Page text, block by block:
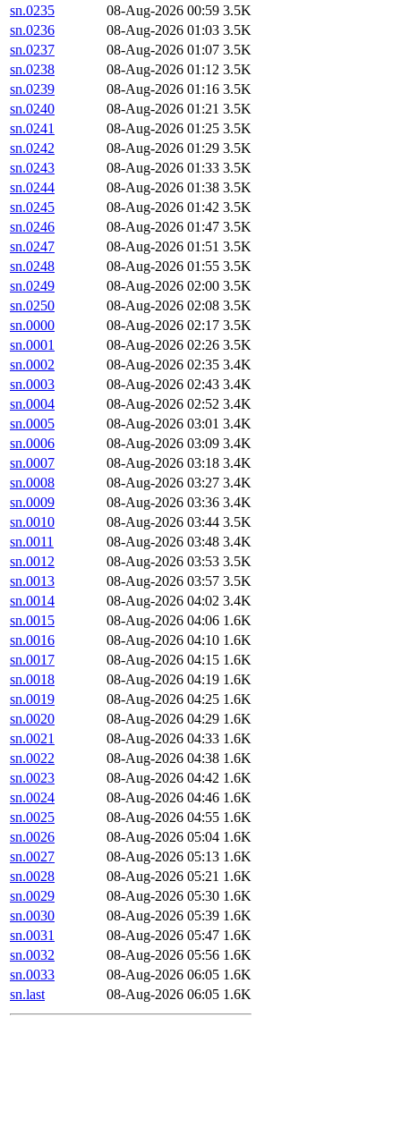
sn.0235
08-Aug-2026 00:59 3.5K
sn.0236
08-Aug-2026 01:03 3.5K
sn.0237
08-Aug-2026 01:07 3.5K
sn.0238
08-Aug-2026 01:12 3.5K
sn.0239
08-Aug-2026 01:16 3.5K
sn.0240
08-Aug-2026 01:21 3.5K
sn.0241
08-Aug-2026 01:25 3.5K
sn.0242
08-Aug-2026 01:29 3.5K
sn.0243
08-Aug-2026 01:33 3.5K
sn.0244
08-Aug-2026 01:38 3.5K
sn.0245
08-Aug-2026 01:42 3.5K
sn.0246
08-Aug-2026 01:47 3.5K
sn.0247
08-Aug-2026 01:51 3.5K
sn.0248
08-Aug-2026 01:55 3.5K
sn.0249
08-Aug-2026 02:00 3.5K
sn.0250
08-Aug-2026 02:08 3.5K
sn.0000
08-Aug-2026 02:17 3.5K
sn.0001
08-Aug-2026 02:26 3.5K
sn.0002
08-Aug-2026 02:35 3.4K
sn.0003
08-Aug-2026 02:43 3.4K
sn.0004
08-Aug-2026 02:52 3.4K
sn.0005
08-Aug-2026 03:01 3.4K
sn.0006
08-Aug-2026 03:09 3.4K
sn.0007
08-Aug-2026 03:18 3.4K
sn.0008
08-Aug-2026 03:27 3.4K
sn.0009
08-Aug-2026 03:36 3.4K
sn.0010
08-Aug-2026 03:44 3.5K
sn.0011
08-Aug-2026 03:48 3.4K
sn.0012
08-Aug-2026 03:53 3.5K
sn.0013
08-Aug-2026 03:57 3.5K
sn.0014
08-Aug-2026 04:02 3.4K
sn.0015
08-Aug-2026 04:06 1.6K
sn.0016
08-Aug-2026 04:10 1.6K
sn.0017
08-Aug-2026 04:15 1.6K
sn.0018
08-Aug-2026 04:19 1.6K
sn.0019
08-Aug-2026 04:25 1.6K
sn.0020
08-Aug-2026 04:29 1.6K
sn.0021
08-Aug-2026 04:33 1.6K
sn.0022
08-Aug-2026 04:38 1.6K
sn.0023
08-Aug-2026 04:42 1.6K
sn.0024
08-Aug-2026 04:46 1.6K
sn.0025
08-Aug-2026 04:55 1.6K
sn.0026
08-Aug-2026 05:04 1.6K
sn.0027
08-Aug-2026 05:13 1.6K
sn.0028
08-Aug-2026 05:21 1.6K
sn.0029
08-Aug-2026 05:30 1.6K
sn.0030
08-Aug-2026 05:39 1.6K
sn.0031
08-Aug-2026 05:47 1.6K
sn.0032
08-Aug-2026 05:56 1.6K
sn.0033
08-Aug-2026 06:05 1.6K
sn.last
08-Aug-2026 06:05 1.6K